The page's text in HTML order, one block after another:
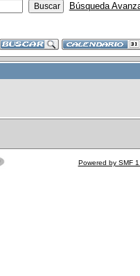
Búsqueda
Powered by SMF